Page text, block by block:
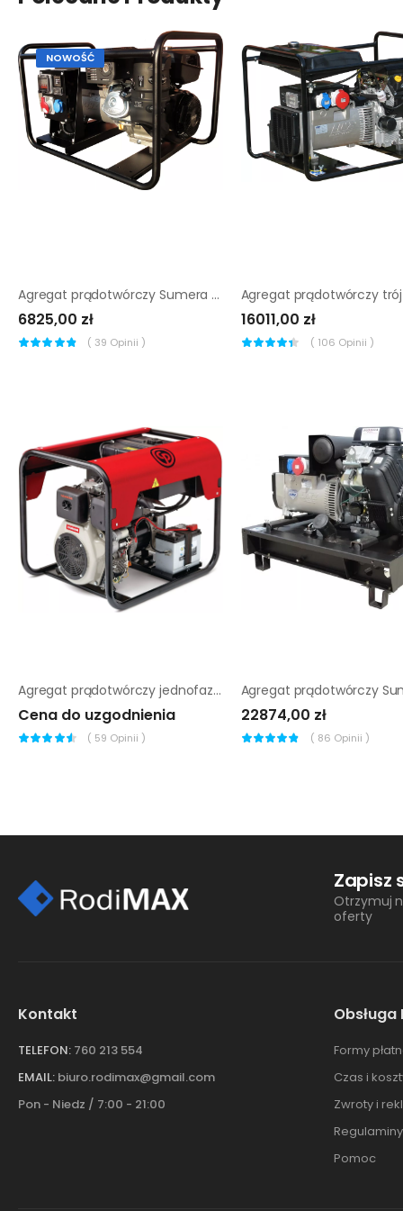
NOWOŚĆ
Agregat prądotwórczy Sumera Motor SMG-7ME-K-AVR
6825,00 zł
( 39 Opinii )
16011,00 zł
( 106 Opinii )
Agregat prądotwórczy jednofazowy Chicago Pneumatic CPPG 9A
Cena do uzgodnienia
( 59 Opinii )
22874,00 zł
( 86 Opinii )
Zapisz
Otrzymuj
oferty
Kontakt
TELEFON: 760 213 554
EMAIL: biuro.rodimax@gmail.com
Pon - Niedz / 7:00 - 21:00
Formy
Czas i
Zwroty i
Regulaminy
Pomoc